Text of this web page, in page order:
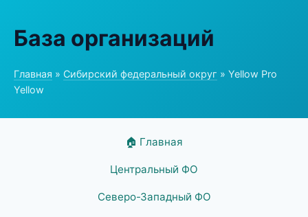
База организаций
Главная » Сибирский федеральный округ » Yellow Pro
Yellow
🏠 Главная
Центральный ФО
Северо-Западный ФО